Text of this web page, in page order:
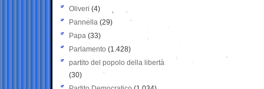
Oliveri (4)
Pannella (29)
Papa (33)
Parlamento (1.428)
partito del popolo della libertà
(30)